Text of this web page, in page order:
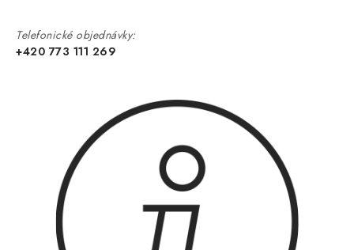
Telefonické objednávky:
+420 773 111 269